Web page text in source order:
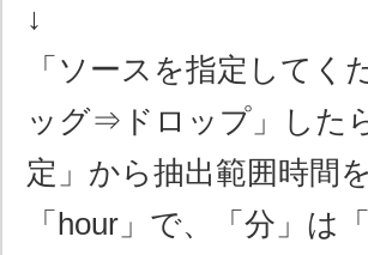
↓
「ソースを指定して
ッグ⇒ドロップ」した
定」から抽出範囲時間
「hour」で、「分」は